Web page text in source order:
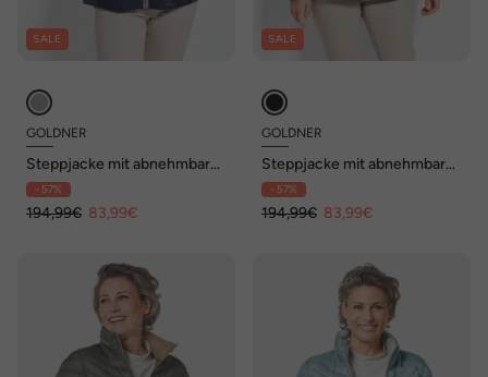
SALE
GOLDNER
Steppjacke mit abnehmbarer
Kapuze
- 57%
194,99€ 83,99€
SALE
GOLDNER
Steppjacke mit abnehmbarer
Kapuze
- 57%
194,99€ 83,99€